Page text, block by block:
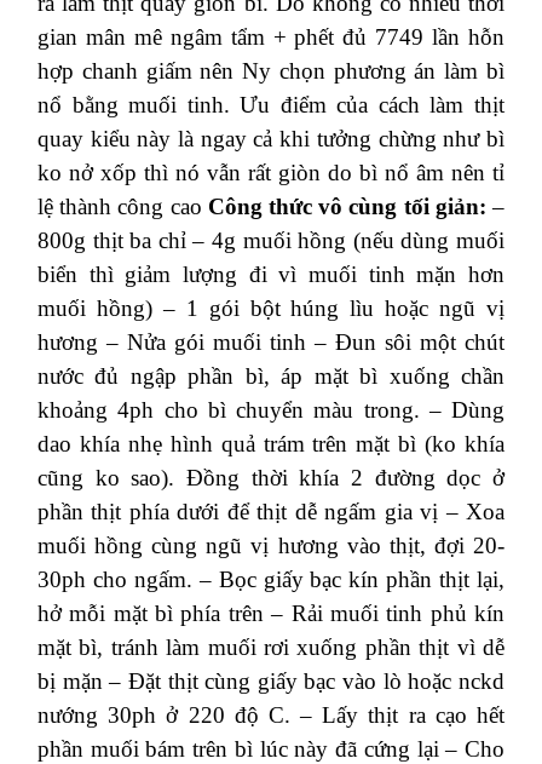
gian mân mê ngâm tẩm + phết đủ 7749 lần hỗn
hợp chanh giấm nên Ny chọn phương án làm bì
nổ bằng muối tinh. Ưu điểm của cách làm thịt
quay kiểu này là ngay cả khi tưởng chừng như bì
ko nở xốp thì nó vẫn rất giòn do bì nổ âm nên tỉ
lệ thành công cao Công thức vô cùng tối giản: –
800g thịt ba chỉ – 4g muối hồng (nếu dùng muối
biển thì giảm lượng đi vì muối tinh mặn hơn
muối hồng) – 1 gói bột húng lìu hoặc ngũ vị
hương – Nửa gói muối tinh – Đun sôi một chút
nước đủ ngập phần bì, áp mặt bì xuống chần
khoảng 4ph cho bì chuyển màu trong. – Dùng
dao khía nhẹ hình quả trám trên mặt bì (ko khía
cũng ko sao). Đồng thời khía 2 đường dọc ở
phần thịt phía dưới để thịt dễ ngấm gia vị – Xoa
muối hồng cùng ngũ vị hương vào thịt, đợi 20-
30ph cho ngấm. – Bọc giấy bạc kín phần thịt lại,
hở mỗi mặt bì phía trên – Rải muối tinh phủ kín
mặt bì, tránh làm muối rơi xuống phần thịt vì dễ
bị mặn – Đặt thịt cùng giấy bạc vào lò hoặc nckd
nướng 30ph ở 220 độ C. – Lấy thịt ra cạo hết
phần muối bám trên bì lúc này đã cứng lại – Cho